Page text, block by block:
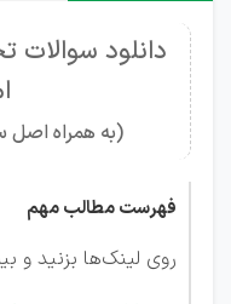
دانلود
(به همراه اصل
فهرست مطالب مهم
روی لینک‌ها بزنید و